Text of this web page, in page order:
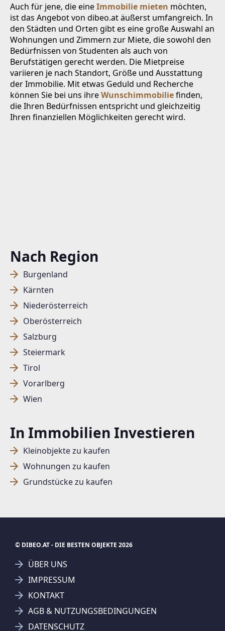
Nach Region
Burgenland
Kärnten
Niederösterreich
Oberösterreich
Salzburg
Steiermark
Tirol
Vorarlberg
Wien
In Immobilien Investieren
Kleinobjekte zu kaufen
Wohnungen zu kaufen
Grundstücke zu kaufen
Jetzt Suchagent anlegen
SUCHAGENT ANLEGEN FÜR DIE
AKTUELLEN SUCHKRITERIEN
Dieser Filter wird viele Treffer erzeugen. Bitte setzen
Sie weitere Filter!
zu.
Suchagent anlegen
Auch für jene, die eineImmobilie mieten möchten,
ist das Angebot von dibeo.at äußerst umfangreich. In
den Städten und Orten gibt es eine große Auswahl an
Wohnungen und Zimmern zur Miete, die sowohl den
Bedürfnissen von Studenten als auch von
Berufstätigen gerecht werden. Die Mietpreise
variieren je nach Standort, Größe und Ausstattung
der Immobilie. Mit etwas Geduld und Recherche
können Sie bei uns ihreWunschimmobiliefinden,
die Ihren Bedürfnissen entspricht und gleichzeitig
Ihren finanziellen Möglichkeiten gerecht wird.
© DIBEO.AT - DIE BESTEN OBJEKTE 2026
ÜBER UNS
IMPRESSUM
KONTAKT
AGB & NUTZUNGSBEDINGUNGEN
DATENSCHUTZ